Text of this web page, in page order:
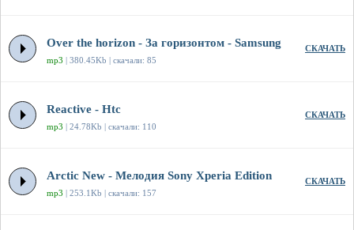
Over the horizon - За горизонтом - Samsung
mp3 | 380.45Kb | скачали: 85
СКАЧАТЬ
Reactive - Htc
mp3 | 24.78Kb | скачали: 110
СКАЧАТЬ
Arctic New - Мелодия Sony Xperia Edition
mp3 | 253.1Kb | скачали: 157
СКАЧАТЬ